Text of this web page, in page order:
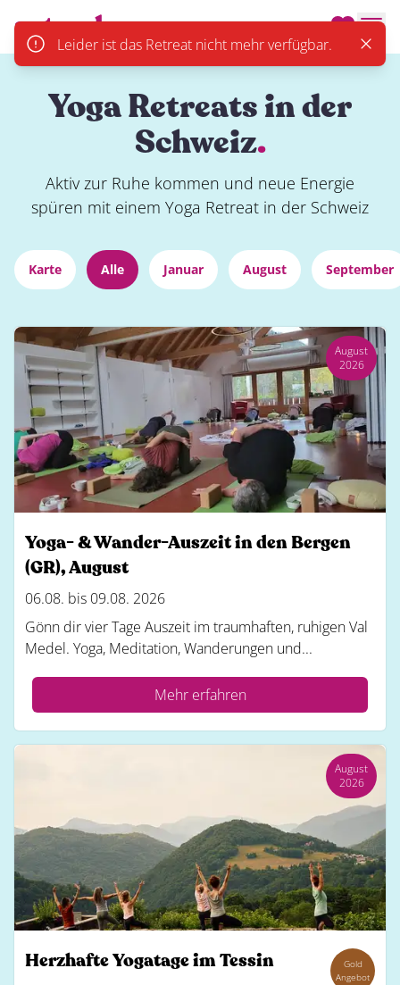
actevely.
Leider ist das Retreat nicht mehr verfügbar.
Close
Yoga Retreats in der
Schweiz.
Aktiv zur Ruhe kommen und neue Energie
spüren mit einem Yoga Retreat in der Schweiz
Karte Alle Januar August September
August
2026
Yoga- & Wander-Auszeit in den Bergen
(GR), August
06.08. bis 09.08. 2026
Gönn dir vier Tage Auszeit im traumhaften, ruhigen Val
Medel. Yoga, Meditation, Wanderungen und...
Mehr erfahren
August
2026
Herzhafte Yogatage im Tessin
Gold
Angebot